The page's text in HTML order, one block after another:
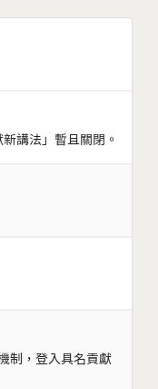
講法」暫且關閉。
制，登入具名貢獻